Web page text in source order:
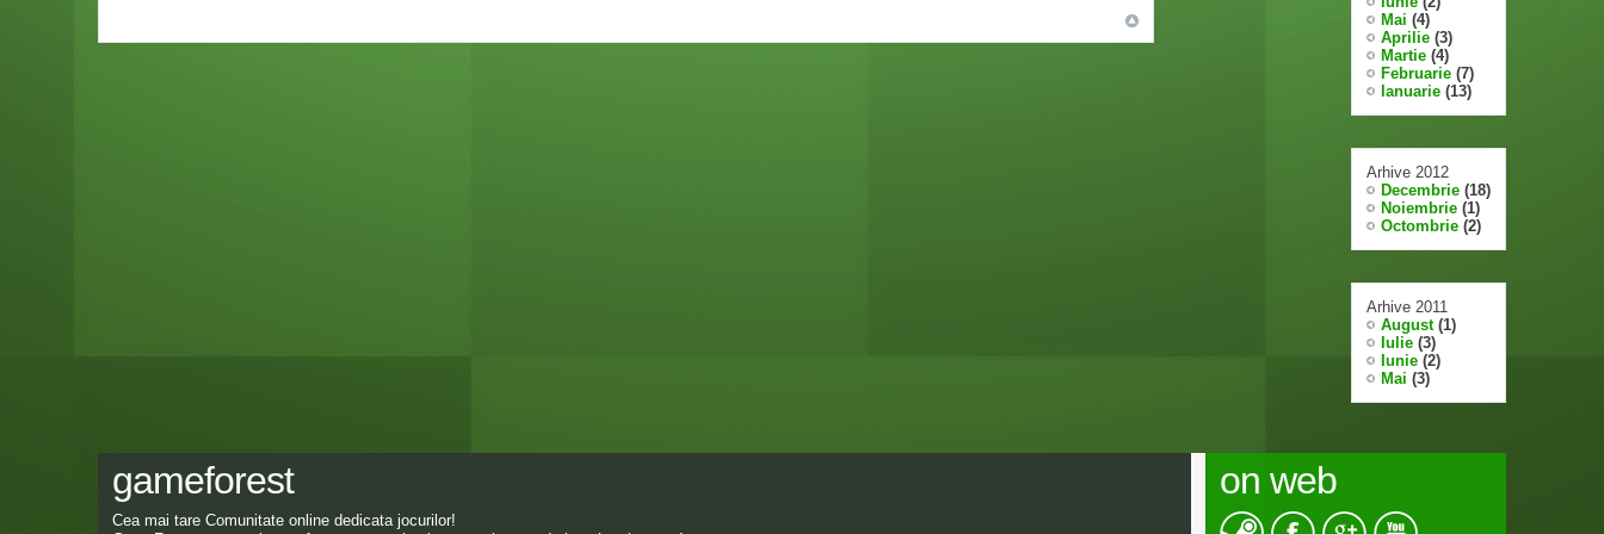
Mai (4)
Aprilie (3)
Martie (4)
Februarie (7)
Ianuarie (13)
Arhive 2012
Decembrie (18)
Noiembrie (1)
Octombrie (2)
Arhive 2011
August(1)
Iulie (3)
Iunie (2)
Mai (3)
gameforest
Cea mai tare Comunitate online dedicata jocurilor!
on web